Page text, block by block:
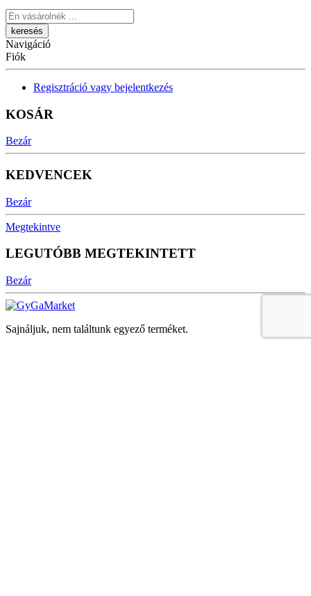
Keresés
Navigáció
Fiók
Regisztráció vagy bejelentkezés
KOSÁR
Bezár
KEDVENCEK
Bezár
Megtekintve
LEGUTÓBB MEGTEKINTETT
Bezár
Sajnáljuk, nem találtunk egyező terméket.